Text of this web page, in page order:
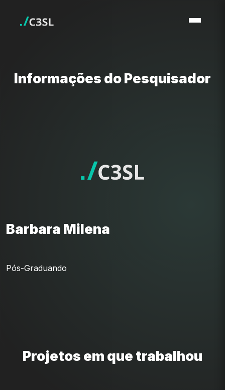
Informações do Pesquisador
Barbara Milena
Pós-Graduando
Projetos em que trabalhou